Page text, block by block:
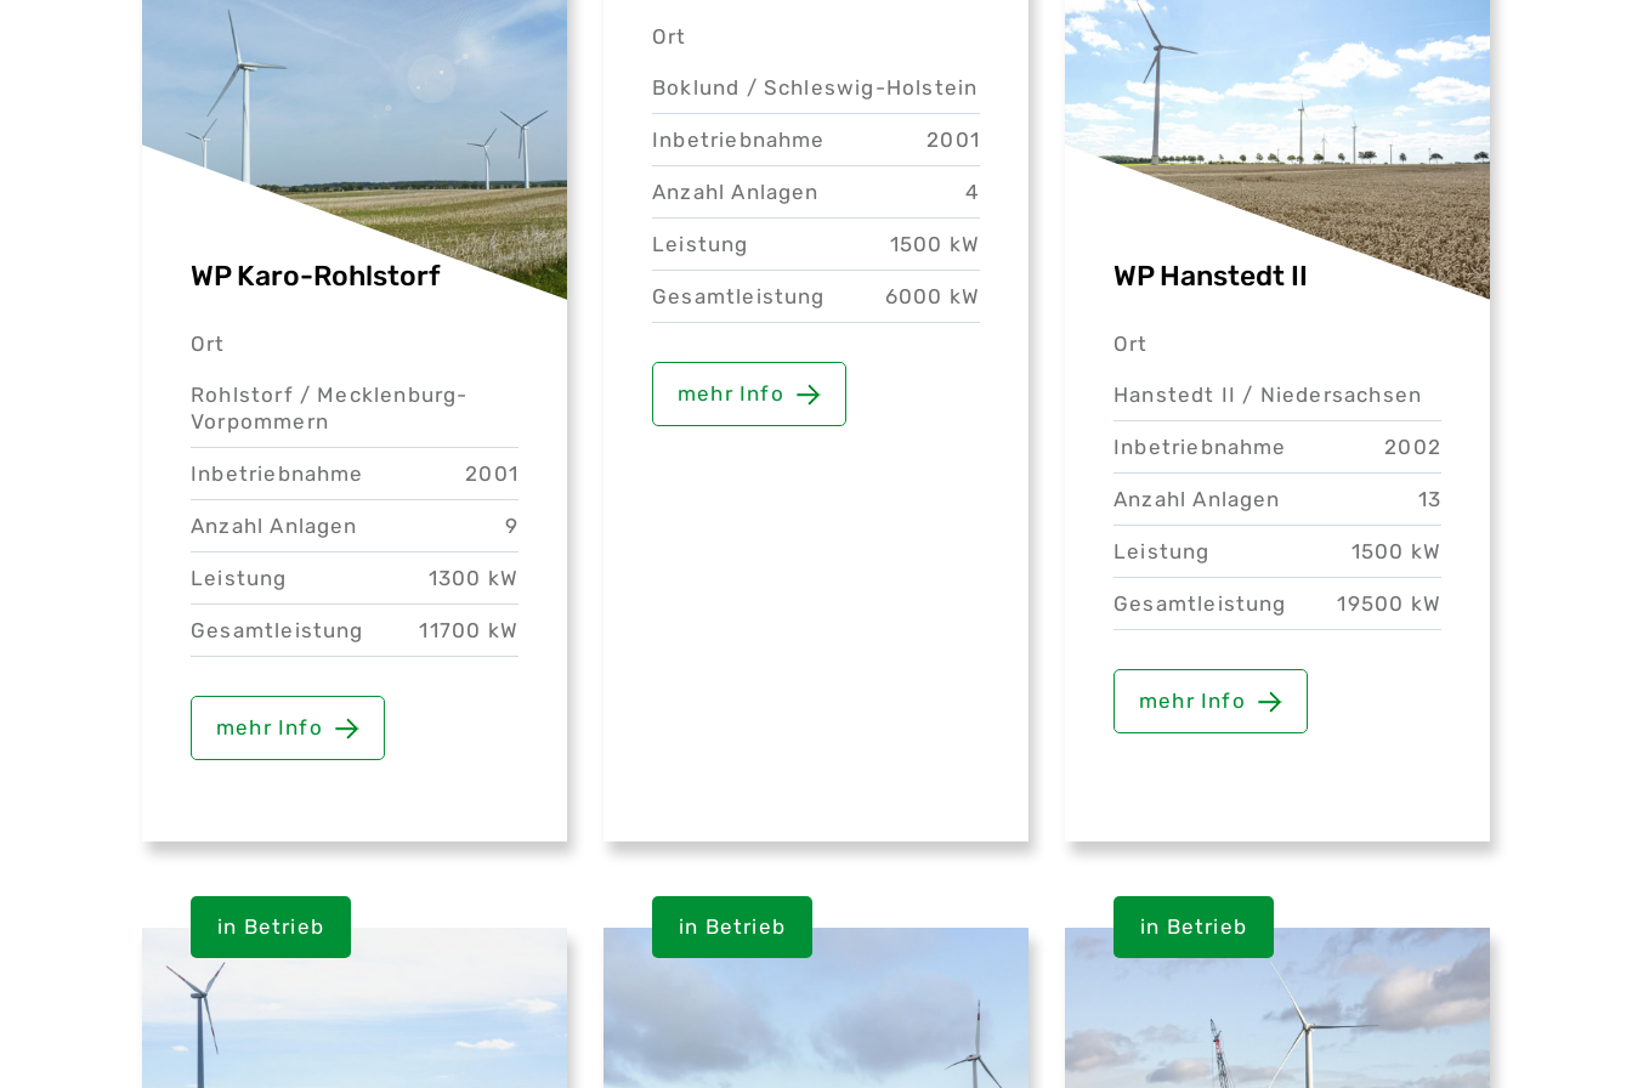
WP Karo-Rohlstorf
Ort
Rohlstorf / Mecklenburg-
Vorpommern
Inbetriebnahme 2001
Anzahl Anlagen 9
Leistung 1300 kW
Gesamtleistung 11700 kW
mehr Info
Ort
Boklund / Schleswig-Holstein
Inbetriebnahme 2001
Anzahl Anlagen 4
Leistung 1500 kW
Gesamtleistung 6000 kW
mehr Info
WP Hanstedt II
Ort
Hanstedt II / Niedersachsen
Inbetriebnahme 2002
Anzahl Anlagen 13
Leistung 1500 kW
Gesamtleistung 19500 kW
mehr Info
in Betrieb in Betrieb in Betrieb